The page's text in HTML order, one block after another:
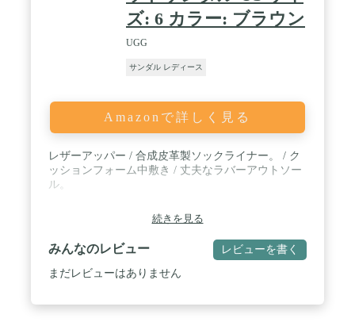
ズ: 6 カラー: ブラウン
UGG
サンダル レディース
Amazonで詳しく見る
レザーアッパー / 合成皮革製ソックライナー。 / ク
ッションフォーム中敷き / 丈夫なラバーアウトソー
ル。
続きを見る
みんなのレビュー レビューを書く
まだレビューはありません